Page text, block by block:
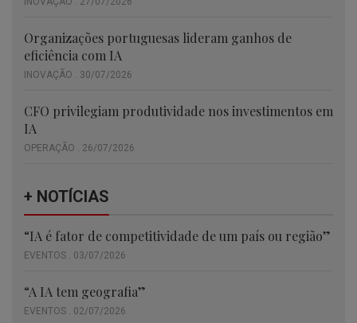
Organizações portuguesas lideram ganhos de
eficiência com IA
INOVAÇÃO . 30/07/2026
CFO privilegiam produtividade nos investimentos em
IA
OPERAÇÃO . 26/07/2026
+ NOTÍCIAS
“IA é fator de competitividade de um país ou região”
EVENTOS . 03/07/2026
“A IA tem geografia”
EVENTOS . 02/07/2026